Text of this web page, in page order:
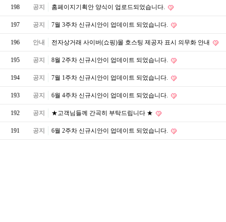
198 공지 홈페이지기획안 양식이 업로드되었습니다.
197 공지 7월 3주차 신규시안이 업데이트 되었습니다.
196 안내 전자상거래 사이버(쇼핑)몰 호스팅 제공자 표시 의무화 안내
195 공지 8월 2주차 신규시안이 업데이트 되었습니다.
194 공지 7월 1주차 신규시안이 업데이트 되었습니다.
193 공지 6월 4주차 신규시안이 업데이트 되었습니다.
192 공지 ★고객님들께 간곡히 부탁드립니다 ★
191 공지 6월 2주차 신규시안이 업데이트 되었습니다.